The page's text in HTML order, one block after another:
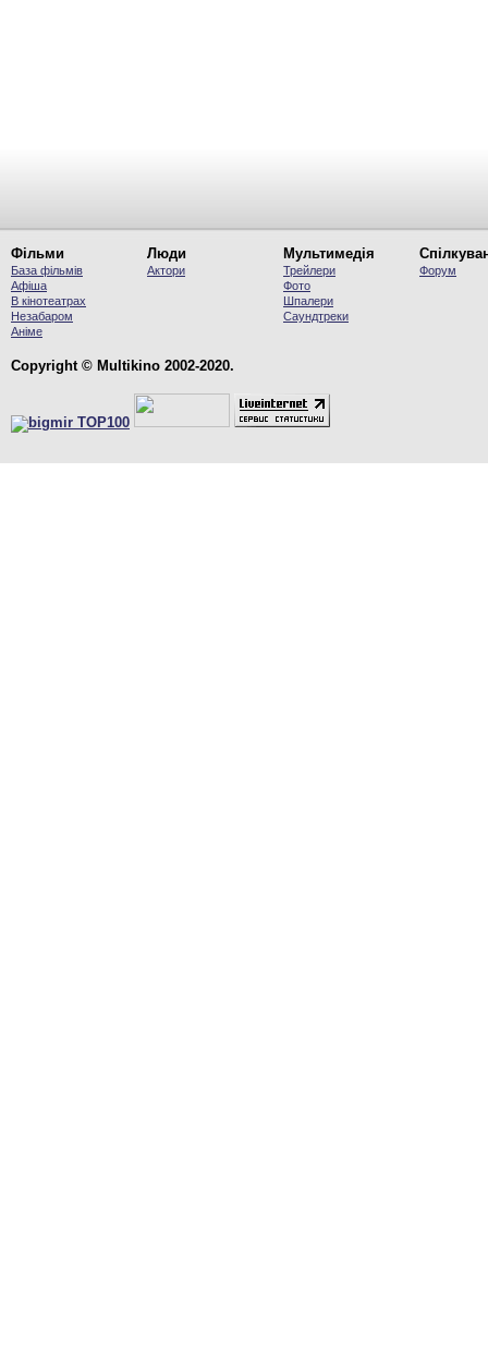
Фільми
База фільмів
Афіша
В кінотеатрах
Незабаром
Аніме
Люди
Актори
Мультимедія
Трейлери
Фото
Шпалери
Саундтреки
Форум
Copyright © Multikino 2002-2020.